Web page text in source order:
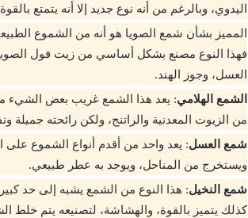
اليدوي، وبالرغم من أنه نوع جديد إلا أنه يتمتع
المميز بشأن شمع الصويا هو أنه من الشموع
فهذا النوع مصنع بشكل أساسي من زيت فول الصويا
العسل، وجوز الهند.
الشمع الهلامي: يعد هذا الشمع غريب بعض الشيء
من الزيوت المعدنية والراتنج، ولكن رائحته جميلة
شمع العسل: يعد واحد من أقدم أنواع الشموع على
ويستخرج من المناحل، ويوجد به عطر طبيعي.
شمع النخيل: هذا النوع من الشمع يشبه إلى حد
كذلك يتميز بالقوة، والهشاشة، لتصنيعه يتم خلط